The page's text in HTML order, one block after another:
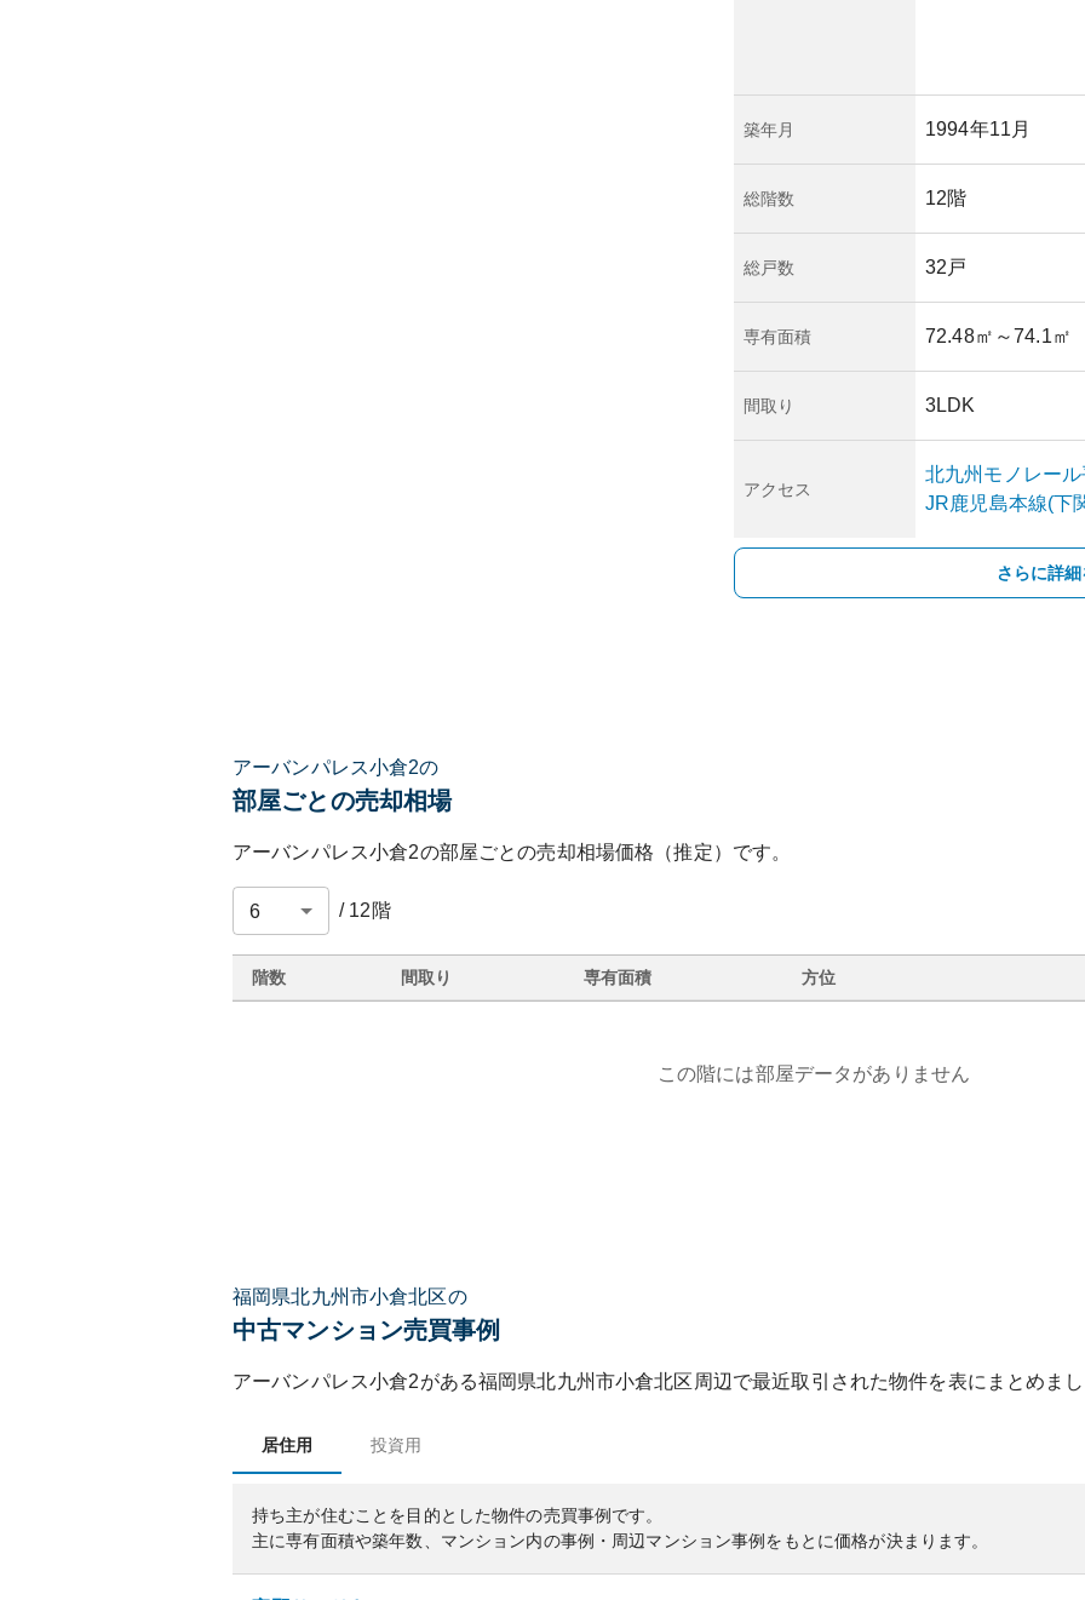
築年月 1994年11月
総階数 12階
総戸数 32戸
専有面積 72.48㎡ ～74.1㎡
間取り 3LDK
アクセス
北九州モノレール
JR鹿児島本線(下
さらに詳
アーバンパレス小倉2の
部屋ごとの売却相場
アーバンパレス小倉2の部屋ごとの売却相場価格（推定）です。
/ 12 階
階数 間取り 専有面積 方位
この階には部屋データがありません
福岡県北九州市小倉北区の
中古マンション売買事例
アーバンパレス小倉2がある福岡県北九州市小倉北区 周辺で最近取引された物件を表にまとめま
居住用 投資用
持ち主が住むことを目的とした物件の売買事例です。
主に専有面積や築年数、マンション内の事例・周辺マンション事例をもとに価格が決まります。